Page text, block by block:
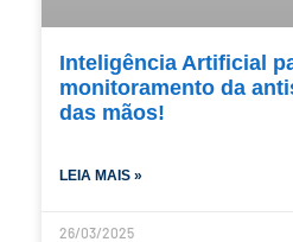
Inteligência Artificial
monitoramento da
das mãos!
LEIA MAIS »
26/03/2025